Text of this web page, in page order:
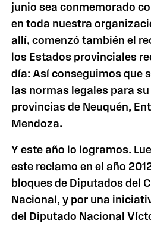
junio sea conmemorado
en toda nuestra
allí, comenzó también el
los Estados provinciales
día: Así conseguimos que
las normas legales para
provincias de Neuquén,
Mendoza.
Y este año lo logramos.
este reclamo en el año
bloques de Diputados del
Nacional, y por una
del Diputado Nacional